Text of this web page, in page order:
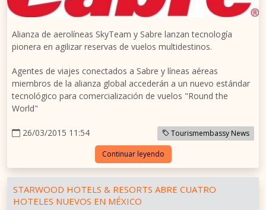
Alianza de aerolíneas SkyTeam y Sabre lanzan tecnología
pionera en agilizar reservas de vuelos multidestinos.
Agentes de viajes conectados a Sabre y líneas aéreas
miembros de la alianza global accederán a un nuevo estándar
tecnológico para comercialización de vuelos "Round the
World"
26/03/2015 11:54 Tourismembassy News
Continuar leyendo
STARWOOD HOTELS & RESORTS ABRE CUATRO
HOTELES NUEVOS EN MÉXICO